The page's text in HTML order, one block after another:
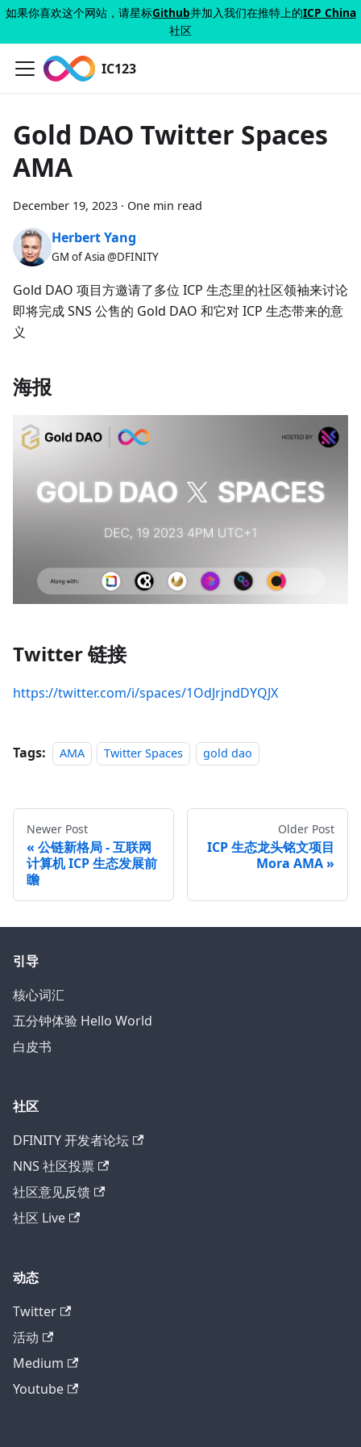
如果你喜欢这个网站，请星标Github并加入我们在推特上的ICP China
社区
IC123
Gold DAO Twitter Spaces
AMA
December 19, 2023 · One min read
Herbert Yang
GM of Asia @DFINITY
Gold DAO 项目方邀请了多位 ICP 生态里的社区领袖来讨论
即将完成 SNS 公售的 Gold DAO 和它对 ICP 生态带来的意
义
海报
Twitter 链接
https://twitter.com/i/spaces/1OdJrjndDYQJX
Tags: AMA Twitter Spaces gold dao
Newer Post
公链新格局 - 互联网
计算机 ICP 生态发展前
瞻
Older Post
ICP 生态龙头铭文项目
Mora AMA
引导
核心词汇
五分钟体验 Hello World
白皮书
社区
DFINITY 开发者论坛
NNS 社区投票
社区意见反馈
社区 Live
动态
Twitter
活动
Medium
Youtube